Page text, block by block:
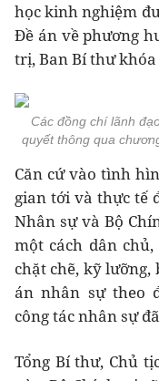
học kinh nghiệm
Đề án về phương
trị, Ban Bí thư khóa
Các đồng chí lãnh
quyết thông qua
Căn cứ vào tình
gian tới và thực tế
Nhân sự và Bộ
một cách dân
chặt chẽ, kỹ lưỡng,
án nhân sự theo
công tác nhân sự
Tổng Bí thư, Chủ